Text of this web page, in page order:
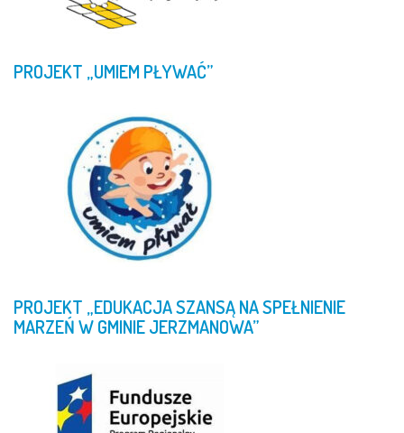
PROJEKT „UMIEMPŁYWAĆ”
PROJEKT „EDUKACJASZANSĄNASPEŁNIENIE
MARZEŃWGMINIEJERZMANOWA”